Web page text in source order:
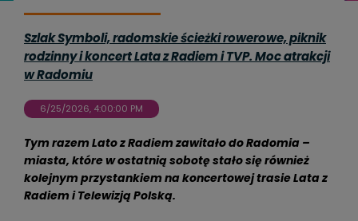
Szlak Symboli, radomskie ścieżki rowerowe, piknik
rodzinny i koncert Lata z Radiem i TVP. Moc atrakcji
w Radomiu
6/25/2026, 4:00:00 PM
Tym razem Lato z Radiem zawitało do Radomia –
miasta, które w ostatnią sobotę stało się również
kolejnym przystankiem na koncertowej trasie Lata z
Radiem i Telewizją Polską.